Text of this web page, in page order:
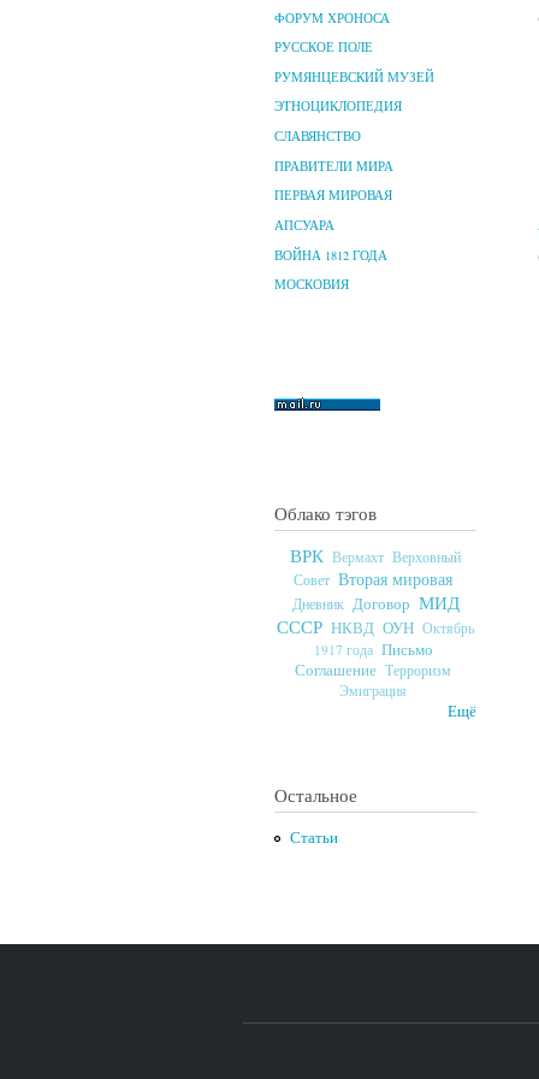
ФОРУМ ХРОНОСА
РУССКОЕ ПОЛЕ
РУМЯНЦЕВСКИЙ МУЗЕЙ
ЭТНОЦИКЛОПЕДИЯ
СЛАВЯНСТВО
ПРАВИТЕЛИ МИРА
ПЕРВАЯ МИРОВАЯ
АПСУАРА
ВОЙНА 1812 ГОДА
МОСКОВИЯ
Облако тэгов
ВРК Вермахт Верховный
Совет Вторая мировая
Дневник Договор МИД
СССР НКВД ОУН Октябрь
1917 года Письмо
Соглашение Терроризм
Эмиграция
Ещё
Остальное
Статьи